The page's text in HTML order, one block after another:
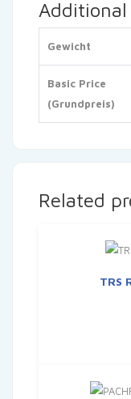
Gewicht
Basic Price
(Grundpreis)
Related
TRS